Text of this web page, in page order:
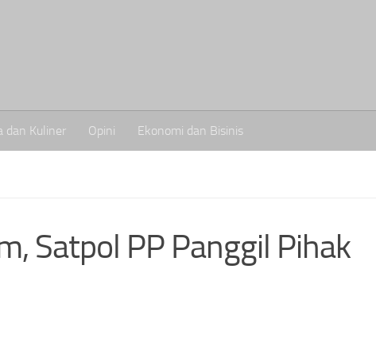
dan Kuliner Opini Ekonomi dan Bisinis
Satpol PP Panggil Pihak